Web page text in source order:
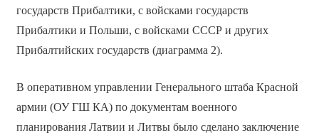
государств Прибалтики, с войсками государств
Прибалтики и Польши, с войсками СССР и других
Прибалтийских государств (диаграмма 2).
В оперативном управлении Генерального штаба Красной
армии (ОУ ГШ КА) по документам военного
планирования Латвии и Литвы было сделано заключение